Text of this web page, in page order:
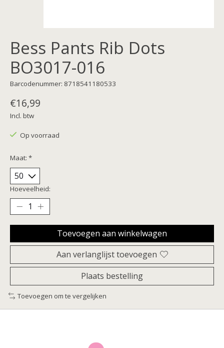
Bess Pants Rib Dots
BO3017-016
Barcodenummer: 8718541180533
€16,99
Incl. btw
Op voorraad
Maat: *
Hoeveelheid:
Toevoegen aan winkelwagen
Aan verlanglijst toevoegen
Plaats bestelling
Toevoegen om te vergelijken